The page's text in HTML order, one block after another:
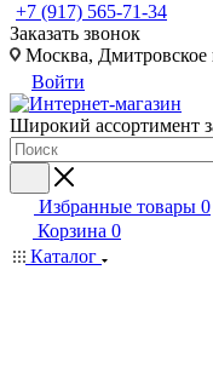
+7 (917) 565-71-34
Заказать звонок
Москва, Дмитровское
Войти
Широкий ассортимент
Избранные товары 0
Корзина 0
Каталог